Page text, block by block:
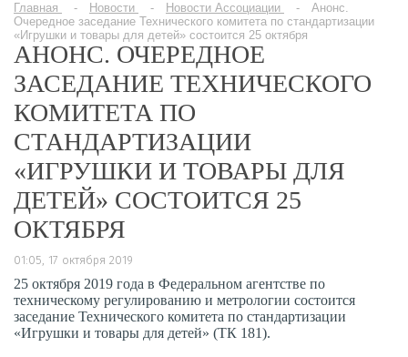
Главная Новости Новости Ассоциации
Анонс.
Очередное заседание Технического комитета по стандартизации
«Игрушки и товары для детей» состоится 25 октября
АНОНС. ОЧЕРЕДНОЕ
ЗАСЕДАНИЕ ТЕХНИЧЕСКОГО
КОМИТЕТА ПО
СТАНДАРТИЗАЦИИ
«ИГРУШКИ И ТОВАРЫ ДЛЯ
ДЕТЕЙ» СОСТОИТСЯ 25
ОКТЯБРЯ
01:05, 17 октября 2019
25 октября 2019 года в Федеральном агентстве по
техническому регулированию и метрологии состоится
заседание Технического комитета по стандартизации
«Игрушки и товары для детей» (ТК 181).